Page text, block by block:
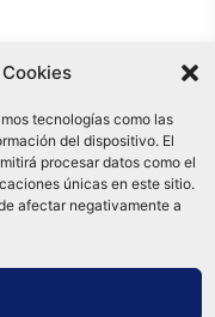
tecnologías como las
del dispositivo. El
procesar datos como el
únicas en este sitio.
afectar negativamente a
SSL y operada bajo las